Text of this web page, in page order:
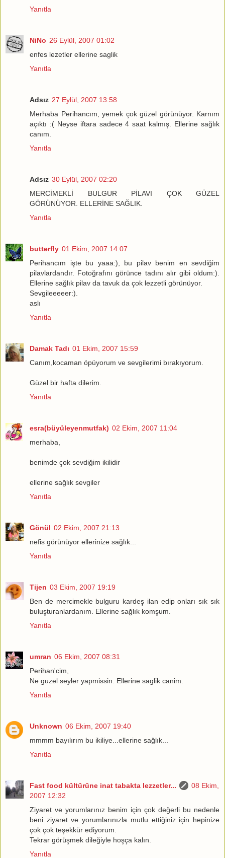
Yanıtla
NiNo 26 Eylül, 2007 01:02
enfes lezetler ellerine saglik
Yanıtla
Adsız 27 Eylül, 2007 13:58
Merhaba Perihancım, yemek çok güzel görünüyor. Karnım
açıktı :( Neyse iftara sadece 4 saat kalmış. Ellerine sağlık
canım.
Yanıtla
Adsız 30 Eylül, 2007 02:20
MERCİMEKLİ BULGUR PİLAVI ÇOK GÜZEL
GÖRÜNÜYOR. ELLERİNE SAĞLIK.
Yanıtla
butterfly 01 Ekim, 2007 14:07
Perihancım işte bu yaaa:), bu pilav benim en sevdiğim
pilavlardandır. Fotoğrafını görünce tadını alır gibi oldum:).
Ellerine sağlık pilav da tavuk da çok lezzetli görünüyor.
Sevgileeeeer:).
aslı
Yanıtla
Damak Tadı 01 Ekim, 2007 15:59
Canım,kocaman öpüyorum ve sevgilerimi bırakıyorum.
Güzel bir hafta dilerim.
Yanıtla
esra(büyüleyenmutfak) 02 Ekim, 2007 11:04
merhaba,
benimde çok sevdiğim ikilidir
ellerine sağlık sevgiler
Yanıtla
Gönül 02 Ekim, 2007 21:13
nefis görünüyor ellerinize sağlık...
Yanıtla
Tijen 03 Ekim, 2007 19:19
Ben de mercimekle bulguru kardeş ilan edip onları sık sık
buluşturanlardanım. Ellerine sağlık komşum.
Yanıtla
umran 06 Ekim, 2007 08:31
Perihan'cim,
Ne guzel seyler yapmissin. Ellerine saglik canim.
Yanıtla
Unknown 06 Ekim, 2007 19:40
mmmm bayılırım bu ikiliye...ellerine sağlık...
Yanıtla
Fast food kültürüne inat tabakta lezzetler...
08 Ekim,
2007 12:32
Ziyaret ve yorumlarınız benim için çok değerli bu nedenle
beni ziyaret ve yorumlarınızla mutlu ettiğiniz için hepinize
çok çok teşekkür ediyorum.
Tekrar görüşmek dileğiyle hoşça kalın.
Yanıtla